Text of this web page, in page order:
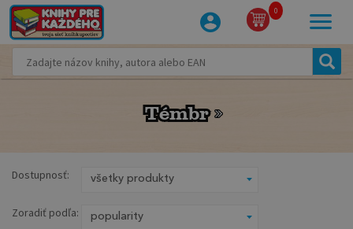
0
Témbr
Témbr
Dostupnosť:
Zoradiť podľa: